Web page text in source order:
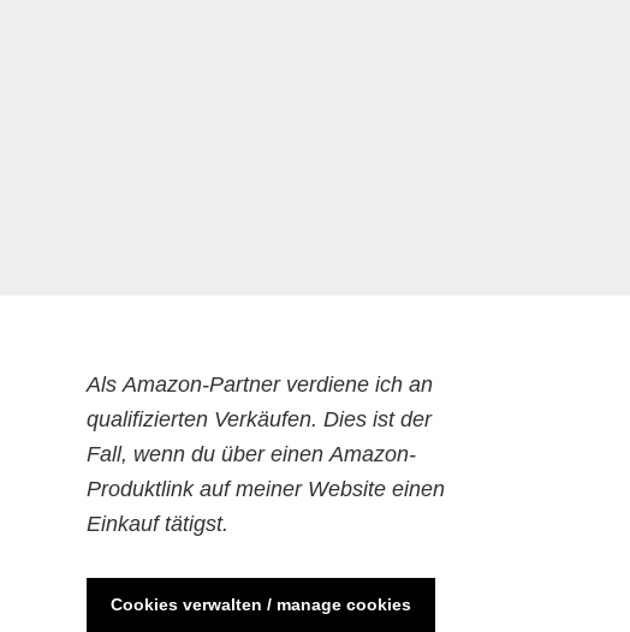
Als Amazon-Partner verdiene ich an
qualifizierten Verkäufen. Dies ist der
Fall, wenn du über einen Amazon-
Produktlink auf meiner Website einen
Einkauf tätigst.
Cookies verwalten / manage cookies